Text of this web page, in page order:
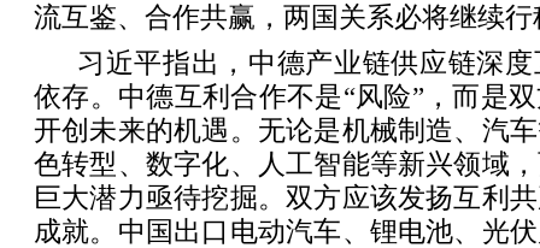
流互鉴、合作共赢，两国关系必将继续
习近平指出，中德产业链供应链深
依存。中德互利合作不是“风险”，而是
开创未来的机遇。无论是机械制造、汽
色转型、数字化、人工智能等新兴领域
巨大潜力亟待挖掘。双方应该发扬互利
成就。中国出口电动汽车、锂电池、光